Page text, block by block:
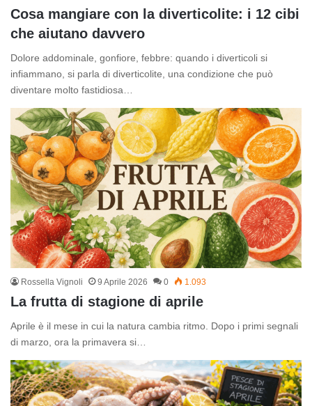
Cosa mangiare con la diverticolite: i 12 cibi
che aiutano davvero
Dolore addominale, gonfiore, febbre: quando i diverticoli si
infiammano, si parla di diverticolite, una condizione che può
diventare molto fastidiosa…
Rossella Vignoli 9 Aprile 2026 0 1.093
La frutta di stagione di aprile
Aprile è il mese in cui la natura cambia ritmo. Dopo i primi segnali
di marzo, ora la primavera si…